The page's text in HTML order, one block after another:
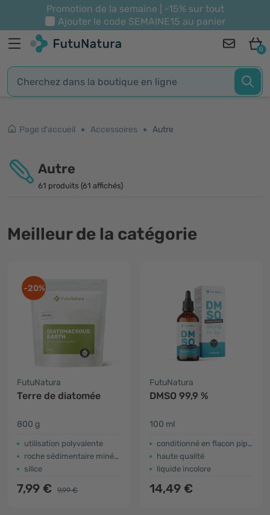
Promotion de la semaine | -15% sur tout
Ajouter le code SEMAINE15 au panier
0
Page d'accueil Accessoires Autre
Autre
61 produits (61 affichés)
Meilleur de la catégorie
-20%
FutuNatura
Terre de diatomée
800 g
utilisation polyvalente
roche sédimentaire minérale
silice
7,99 € 9,99 €
FutuNatura
DMSO 99,9 %
100 ml
conditionné en flacon pipette
haute qualité
liquide incolore
14,49 €